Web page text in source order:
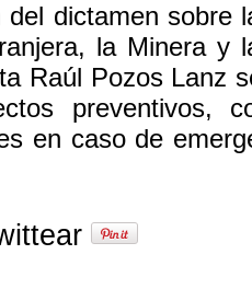
del dictamen sobre
la Minera y
Raúl Pozos Lanz
preventivos,
en caso de